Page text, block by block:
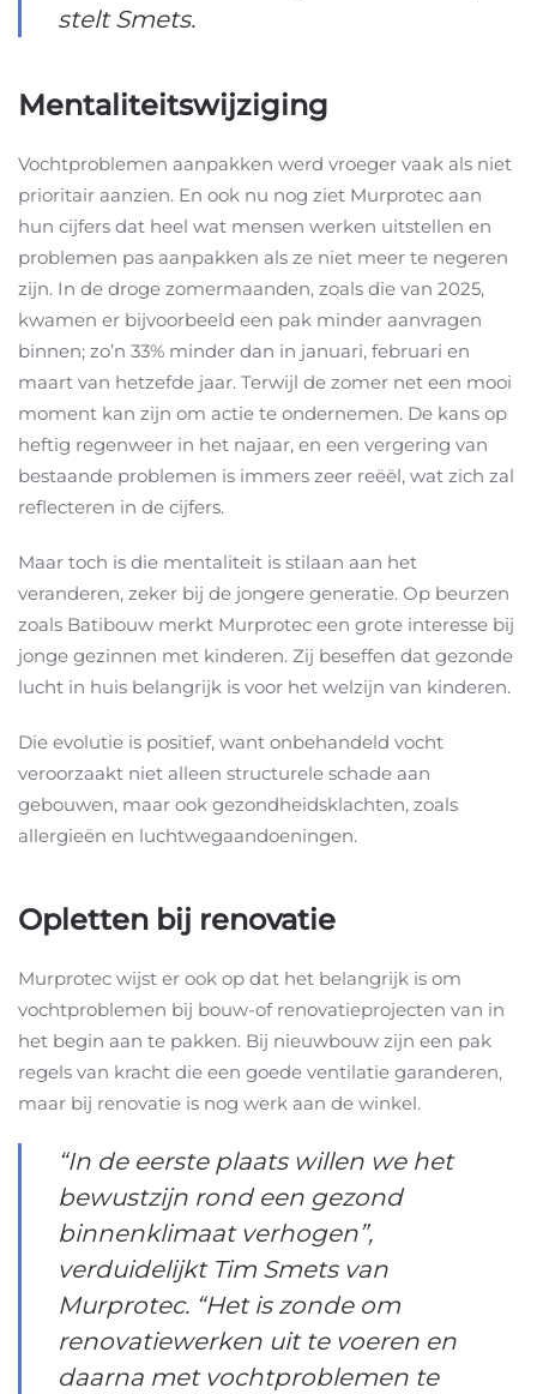
stelt Smets.
Mentaliteitswijziging
Vochtproblemen aanpakken werd vroeger vaak als niet
prioritair aanzien. En ook nu nog ziet Murprotec aan
hun cijfers dat heel wat mensen werken uitstellen en
problemen pas aanpakken als ze niet meer te negeren
zijn. In de droge zomermaanden, zoals die van 2025,
kwamen er bijvoorbeeld een pak minder aanvragen
binnen; zo’n 33% minder dan in januari, februari en
maart van hetzefde jaar. Terwijl de zomer net een mooi
moment kan zijn om actie te ondernemen. De kans op
heftig regenweer in het najaar, en een vergering van
bestaande problemen is immers zeer reëël, wat zich zal
reflecteren in de cijfers.
Maar toch is die mentaliteit is stilaan aan het
veranderen, zeker bij de jongere generatie. Op beurzen
zoals Batibouw merkt Murprotec een grote interesse bij
jonge gezinnen met kinderen. Zij beseffen dat gezonde
lucht in huis belangrijk is voor het welzijn van kinderen.
Die evolutie is positief, want onbehandeld vocht
veroorzaakt niet alleen structurele schade aan
gebouwen, maar ook gezondheidsklachten, zoals
allergieën en luchtwegaandoeningen.
Opletten bij renovatie
Murprotec wijst er ook op dat het belangrijk is om
vochtproblemen bij bouw-of renovatieprojecten van in
het begin aan te pakken. Bij nieuwbouw zijn een pak
regels van kracht die een goede ventilatie garanderen,
maar bij renovatie is nog werk aan de winkel.
“In de eerste plaats willen we het
bewustzijn rond een gezond
binnenklimaat verhogen”,
verduidelijkt Tim Smets van
Murprotec. “Het is zonde om
renovatiewerken uit te voeren en
daarna met vochtproblemen te